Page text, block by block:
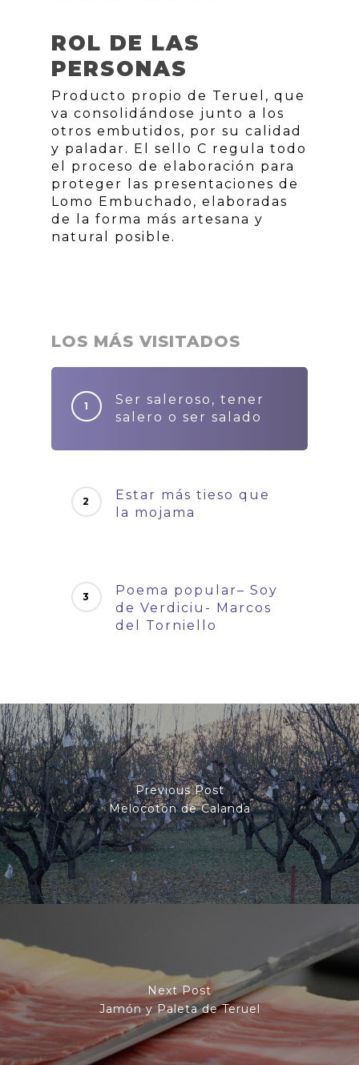
ROL DE LAS
PERSONAS
Producto propio de Teruel, que
va consolidándose junto a los
otros embutidos, por su calidad
y paladar. El sello C regula todo
el proceso de elaboración para
proteger las presentaciones de
Lomo Embuchado, elaboradas
de la forma más artesana y
natural posible.
LOS MÁS VISITADOS
Ser saleroso, tener
salero o ser salado
Estar más tieso que
la mojama
Poema popular– Soy
de Verdiciu- Marcos
del Torniello
Previous Post
Melocotón de Calanda
Next Post
Jamón y Paleta de Teruel